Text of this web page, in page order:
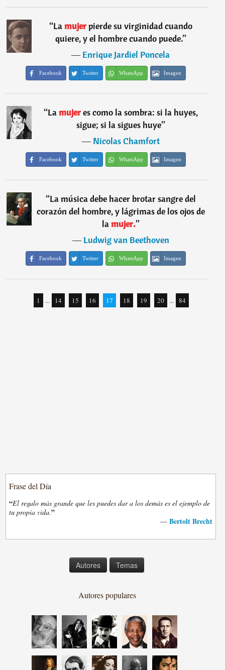
“Lamujerpierde su virginidad cuando
quiere, y el hombre cuando puede.”
―Enrique Jardiel Poncela
Facebook Twitter WhatsApp Imagen
“Lamujeres como la sombra: si la huyes,
sigue; si la sigues huye”
―Nicolas Chamfort
Facebook Twitter WhatsApp Imagen
“La música debe hacer brotar sangre del
corazón del hombre, y lágrimas de los ojos de
lamujer.”
―Ludwig van Beethoven
Facebook Twitter WhatsApp Imagen
1 ... 14 15 16 17 18 19 20 ... 84
Frase del Día
“El regalo más grande que les puedes dar a los demás es el ejemplo de
tu propia vida.”
— Bertolt Brecht
Autores Temas
Autores populares